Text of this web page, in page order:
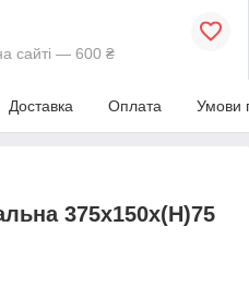
сайті — 600 ₴
Доставка Оплата Умови
375х150х(Н)75